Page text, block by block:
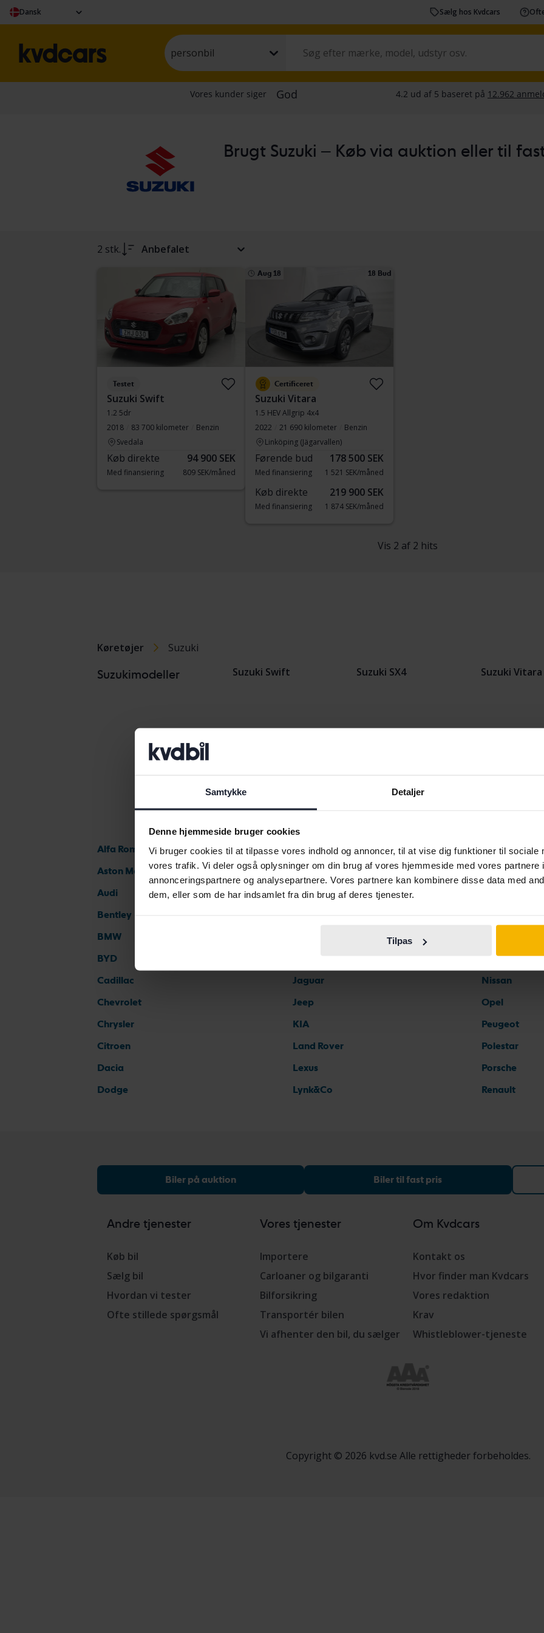
Samtykke Detaljer
Denne hjemmeside bruger cookies
Vi bruger cookies til at tilpasse vores indhold og annoncer, til at vise dig funktioner til sociale
vores trafik. Vi deler også oplysninger om din brug af vores hjemmeside med vores partnere
annonceringspartnere og analysepartnere. Vores partnere kan kombinere disse data med
dem, eller som de har indsamlet fra din brug af deres tjenester.
Tilpas
Dansk Sælg hos Kvdcars
personbil
Brugt Suzuki – Køb via auktion eller til
2 stk. Anbefalet
Testet
Suzuki Swift
1.2 5dr
2018
83 700 kilometer
Benzin
Svedala
Køb direkte 94 900 SEK
Med finansiering 809 SEK/måned
Aug 18 18 Bud
Certificeret
Suzuki Vitara
1.5 HEV Allgrip 4x4
2022
21 690 kilometer
Benzin
Linköping (Jägarvallen)
Førende bud 178 500 SEK
Med finansiering 1 521 SEK/måned
Køb direkte 219 900 SEK
Med finansiering 1 874 SEK/måned
Vis 2 af 2 hits
Køretøjer Suzuki
Suzukimodeller Suzuki Swift Suzuki SX4 Suzuki Vitara
Alfa Romeo
Aston Martin
Audi
Bentley
BMW
BYD
Cadillac
Chevrolet
Chrysler
Citroen
Dacia
Dodge
Ferrari
Fiat
Ford
Jaguar
Jeep
KIA
Land Rover
Lexus
Lynk&Co
Maserati
Mazda
Mitsubishi
Nissan
Opel
Peugeot
Polestar
Porsche
Renault
Biler på auktion Biler til fast pris
Andre tjenester
Køb bil
Sælg bil
Hvordan vi tester
Ofte stillede spørgsmål
Vores tjenester
Importere
Carloaner og bilgaranti
Bilforsikring
Transportér bilen
Vi afhenter den bil, du sælger
Om Kvdcars
Kontakt os
Hvor finder man Kvdcars
Vores redaktion
Krav
Whistleblower-tjeneste
Copyright © 2026 kvd.se Alle rettigheder forbeholdes.